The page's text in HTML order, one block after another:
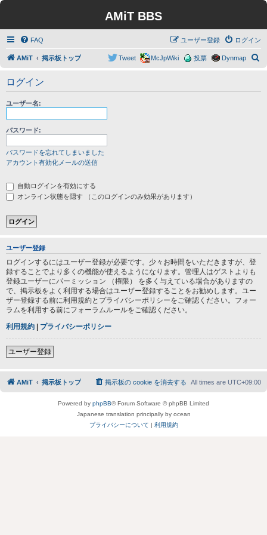
AMiT BBS
FAQ ログイン
ユーザー登録
AMiT 掲示板トップ Dynmap
投票
McJpWiki
Tweet
ログイン
ユーザー名:
パスワード:
パスワードを忘れてしまいました
アカウント有効化メールの送信
自動ログインを有効にする
オンライン状態を隠す （このログインのみ効果があります）
ユーザー登録
ログインするにはユーザー登録が必要です。少々お時間をいただきますが、登
録することでより多くの機能が使えるようになります。管理人はゲストよりも
登録ユーザーにパーミッション （権限） を多く与えている場合がありますの
で、掲示板をよく利用する場合はユーザー登録することをお勧めします。ユー
ザー登録する前に利用規約とプライバシーポリシーをご確認ください。フォー
ラムを利用する前にフォーラムルールをご確認ください。
利用規約 | プライバシーポリシー
ユーザー登録
AMiT 掲示板トップ All times are UTC+09:00
掲示板の cookie を消去する
Powered by phpBB® Forum Software © phpBB Limited
Japanese translation principally by ocean
プライバシーについて | 利用規約